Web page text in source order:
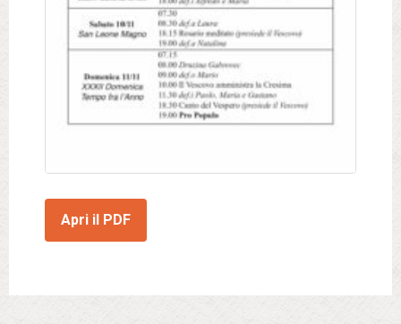
Apri il PDF